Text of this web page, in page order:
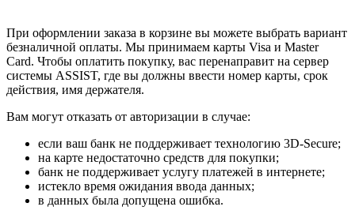
При оформлении заказа в корзине вы можете выбрать вариант
безналичной оплаты. Мы принимаем карты Visa и Master
Card. Чтобы оплатить покупку, вас перенаправит на сервер
системы ASSIST, где вы должны ввести номер карты, срок
действия, имя держателя.
Вам могут отказать от авторизации в случае:
если ваш банк не поддерживает технологию 3D-Secure;
на карте недостаточно средств для покупки;
банк не поддерживает услугу платежей в интернете;
истекло время ожидания ввода данных;
в данных была допущена ошибка.